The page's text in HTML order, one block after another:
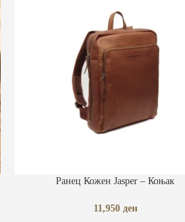
ДОДАЈ ВО КОШНИЧКА
Ранец Кожен Jasper – Коњак
11,950 ден